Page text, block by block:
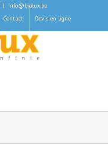
|
info@biolux.be
Contact Devis en ligne